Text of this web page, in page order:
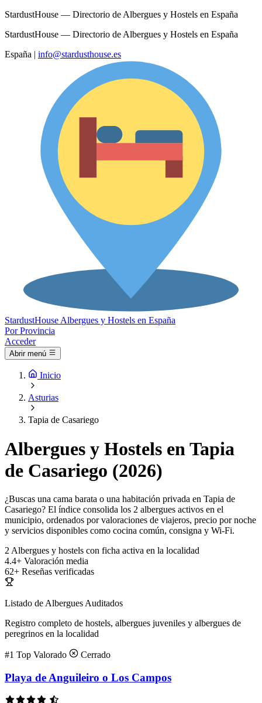
StardustHouse — Directorio de Albergues y Hostels en España
StardustHouse — Directorio de Albergues y Hostels en España
España | info@stardusthouse.es
StardustHouse Albergues y Hostels en España
Por Provincia
Acceder
Abrir menú
Inicio
Asturias
Tapia de Casariego
Albergues y Hostels en Tapia
de Casariego (2026)
¿Buscas una cama barata o una habitación privada en Tapia de
Casariego? El índice consolida los 2 albergues activos en el
municipio, ordenados por valoraciones de viajeros, precio por noche
y servicios disponibles como cocina común, consigna y Wi-Fi.
2 Albergues y hostels con ficha activa en la localidad
4.4+ Valoración media
62+ Reseñas verificadas
Listado de Albergues Auditados
Registro completo de hostels, albergues juveniles y albergues de
peregrinos en la localidad
#1 Top Valorado Cerrado
Playa de Anguileiro o Los Campos